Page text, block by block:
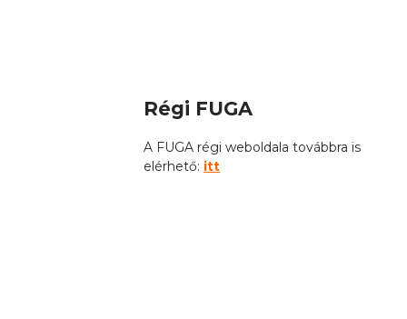
Régi FUGA
A FUGA régi weboldala továbbra is
elérhető: itt